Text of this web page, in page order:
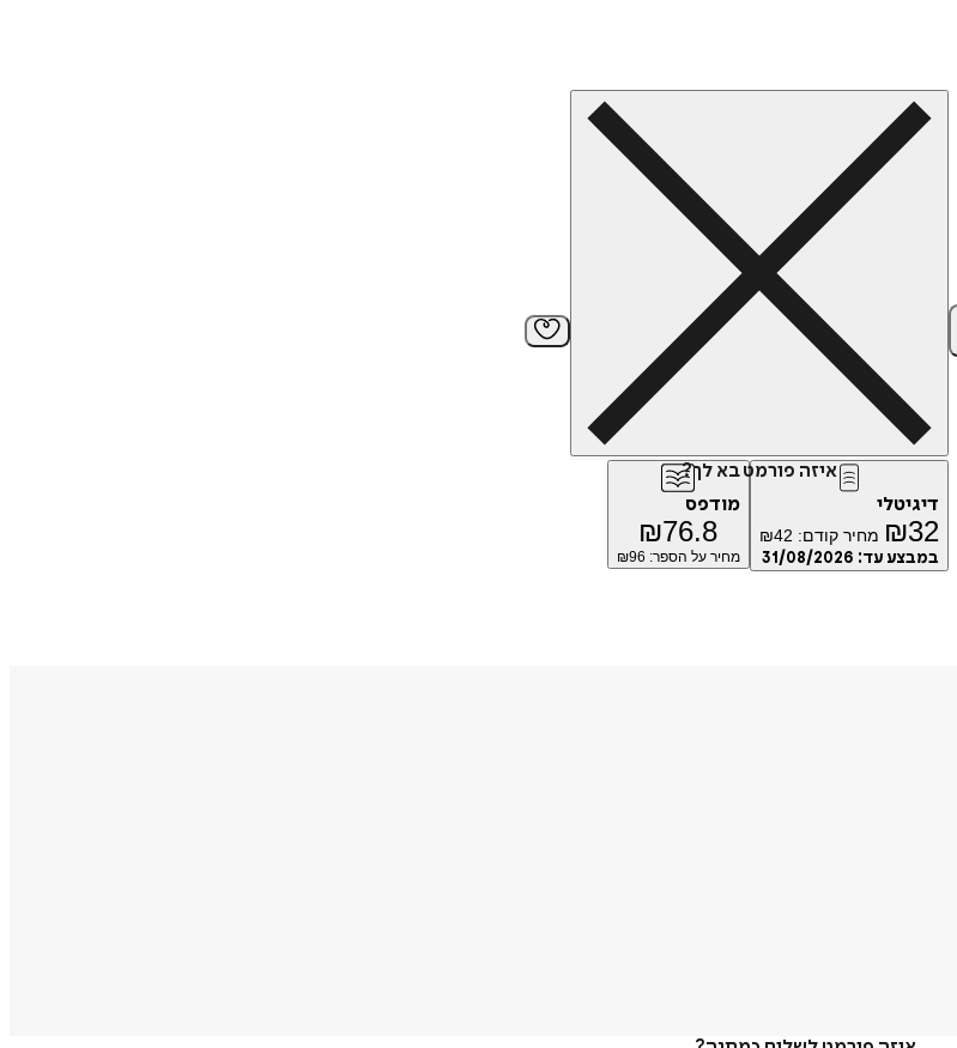
איזה פורמט בא לך?
דיגיטלי
₪32 מחיר קודם: ₪42
במבצע עד: 31/08/2026
מודפס
₪76.8
מחיר על הספר: ₪ 96